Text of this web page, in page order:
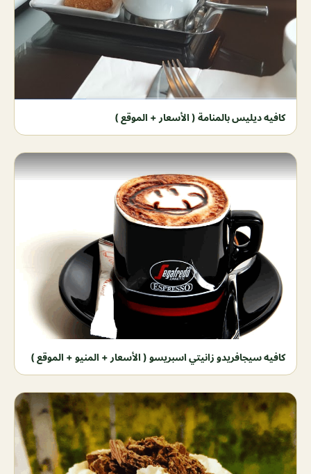
كافيه ديليس بالمنامة ( الأسعار + الموقع )
كافيه سيجافريدو زانيتي اسبريسو ( الأسعار + المنيو + الموقع )